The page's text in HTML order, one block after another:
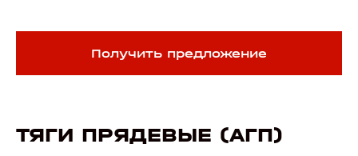
Получить предложение
ТЯГИ ПРЯДЕВЫЕ (АГП)